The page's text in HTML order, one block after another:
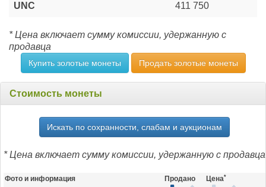
UNC 411 750
* Цена включает сумму комиссии, удержанную с
продавца
Купить золотые монеты Продать золотые монеты
Стоимость монеты
Искать по сохранности, слабам и аукционам
* Цена включает сумму комиссии, удержанную с продавца
Фото и информация Продано Цена*